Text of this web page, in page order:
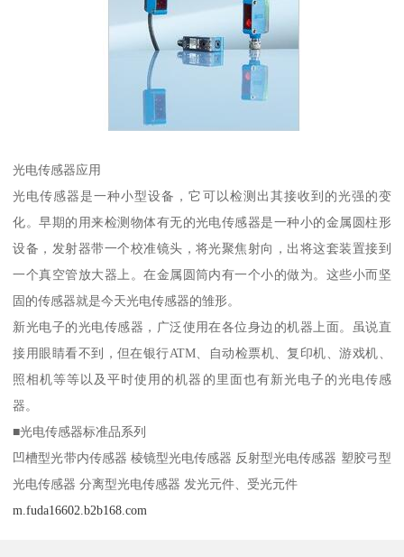
光电传感器应用
光电传感器是一种小型设备，它可以检测出其接收到的光强的变
化。早期的用来检测物体有无的光电传感器是一种小的金属圆柱形
设备，发射器带一个校准镜头，将光聚焦射向，出将这套装置接到
一个真空管放大器上。在金属圆筒内有一个小的做为。这些小而坚
固的传感器就是今天光电传感器的雏形。
新光电子的光电传感器，广泛使用在各位身边的机器上面。虽说直
接用眼睛看不到，但在银行ATM、自动检票机、复印机、游戏机、
照相机等等以及平时使用的机器的里面也有新光电子的光电传感
器。
■光电传感器标准品系列
凹槽型光带内传感器 棱镜型光电传感器 反射型光电传感器 塑胶弓型
光电传感器 分离型光电传感器 发光元件、受光元件
m.fuda16602.b2b168.com